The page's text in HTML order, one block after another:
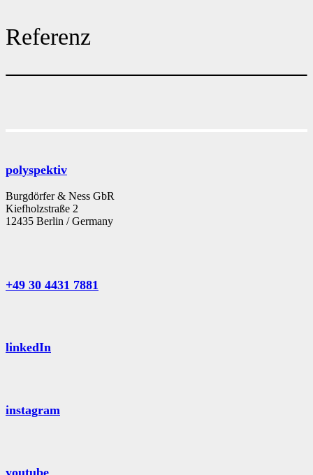
Referenz
polyspektiv
Burgdörfer & Ness GbR
Kiefholzstraße 2
12435 Berlin / Germany
+49 30 4431 7881
linkedIn
instagram